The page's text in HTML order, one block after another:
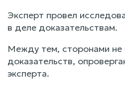
Эксперт провел
в деле доказательствам.
Между тем, сторонами не
доказательств,
эксперта.